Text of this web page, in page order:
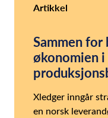
Artikkel
Sammen
økonomien i
Xledger inngår
en norsk